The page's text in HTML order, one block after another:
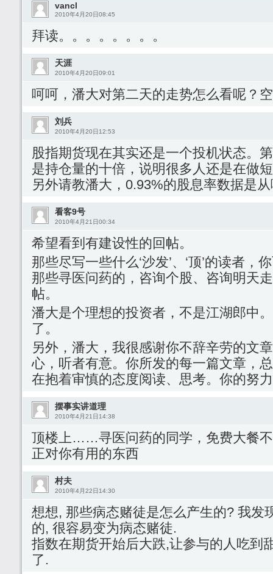
vancl
2010年4月20日08:45
拜读。。。。。。。。
天涯
2010年4月20日09:01
呵呵，潘大对第二天的走势怎么看呢？
刘兵
2010年4月20日12:53
股指期货现在其实还是一个投机状态。
是持仓量的十倍，说明很多人还是在做
另外请教潘大，0.93%的股息率数据是
看客9号
2010年4月21日00:34
希望看到有建设性的回帖。
那些尽写一些什么‘沙发’、‘顶’的读者，
那些寻医问药的，咨询个股、咨询明天
帖。
潘大是个理想的投资者，不是江湖郎中
了。
另外，潘大，我很感谢你不辞辛劳的文
心，听者有意。你所发的每一篇文章，
在抱着审慎的态度阅读、思考。你的努
摆事实讲道理
2010年4月21日14:38
顶楼上……寻医问药的同学，免费大餐
正对你有用的东西
村夫
2010年4月22日14:30
想想, 那些病态赌徒是怎么产生的? 我发
的, 很容易变为病态赌徒.
指数在期货开始后大跌,让参与的人吃到
了.